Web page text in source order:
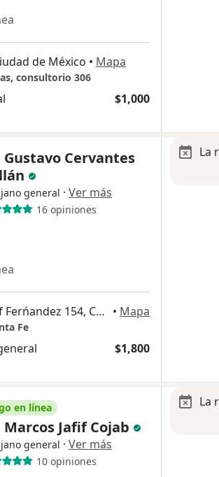
de México • Mapa
consultorio 306
$1,000
Gustavo Cervantes
general · Ver más
16 opiniones
Avenida Carlos Graef Ferńandez 154, Cuajimalpa de Morelos • Mapa
Fe
$1,800
La
en línea
Marcos Jafif Cojab
general · Ver más
10 opiniones
La